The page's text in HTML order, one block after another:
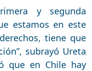
y segunda
estamos en este
tiene que
subrayó Ureta
que en Chile hay